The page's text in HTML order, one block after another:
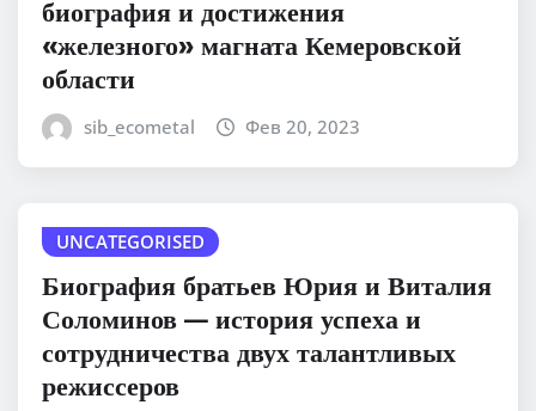
биография и достижения
«железного» магната Кемеровской
области
sib_ecometal Фев 20, 2023
UNCATEGORISED
Биография братьев Юрия и Виталия
Соломинов — история успеха и
сотрудничества двух талантливых
режиссеров